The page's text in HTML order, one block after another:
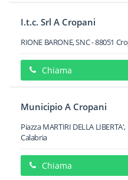
I.t.c. Srl A Cropani
RIONE BARONE, SNC-88051
Chiama
Municipio A Cropani
Piazza MARTIRI DELLA LIBERTA',
Calabria
Chiama